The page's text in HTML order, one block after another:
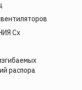
Сх
распора